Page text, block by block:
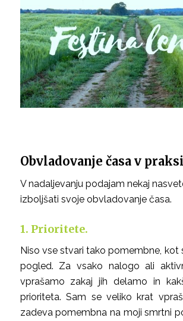
Obvladovanje časa v praksi
V nadaljevanju podajam nekaj
izboljšati svoje obvladovanje časa.
1. Prioritete.
Niso vse stvari tako pomembne, kot
pogled. Za vsako nalogo ali
vprašamo zakaj jih delamo in
prioriteta. Sam se veliko krat
zadeva pomembna na moji smrtni